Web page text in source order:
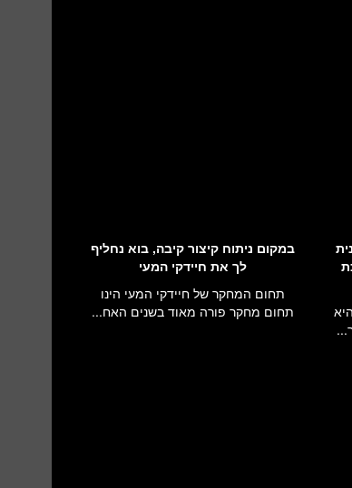
במקום ניתוח קיצור קיבה, בוא נחליף
לך את חיידקי המעי
תחום המחקר של חיידקי המעי הינו
תחום מחקר פורה מאוד בשנים האח...